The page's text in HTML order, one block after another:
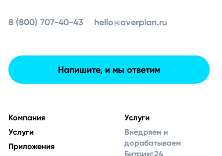
8 (800) 707-40-43 hello@overplan.ru
Напишите, и мы ответим
Компания
Услуги
Приложения
Услуги
Внедряем и
дорабатываем
Битрикс24